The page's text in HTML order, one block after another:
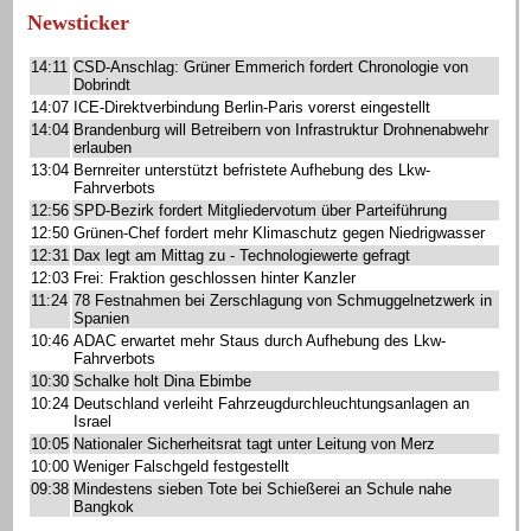
Newsticker
14:11 CSD-Anschlag: Grüner Emmerich fordert Chronologie von
Dobrindt
14:07 ICE-Direktverbindung Berlin-Paris vorerst eingestellt
14:04 Brandenburg will Betreibern von Infrastruktur Drohnenabwehr
erlauben
13:04 Bernreiter unterstützt befristete Aufhebung des Lkw-
Fahrverbots
12:56 SPD-Bezirk fordert Mitgliedervotum über Parteiführung
12:50 Grünen-Chef fordert mehr Klimaschutz gegen Niedrigwasser
12:31 Dax legt am Mittag zu - Technologiewerte gefragt
12:03 Frei: Fraktion geschlossen hinter Kanzler
11:24 78 Festnahmen bei Zerschlagung von Schmuggelnetzwerk in
Spanien
10:46 ADAC erwartet mehr Staus durch Aufhebung des Lkw-
Fahrverbots
10:30 Schalke holt Dina Ebimbe
10:24 Deutschland verleiht Fahrzeugdurchleuchtungsanlagen an
Israel
10:05 Nationaler Sicherheitsrat tagt unter Leitung von Merz
10:00 Weniger Falschgeld festgestellt
09:38 Mindestens sieben Tote bei Schießerei an Schule nahe
Bangkok